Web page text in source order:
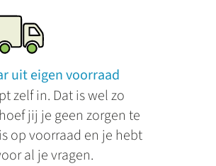
uit eigen voorraad
zelf in. Dat is wel zo
jij je geen zorgen te
op voorraad en je hebt
al je vragen.